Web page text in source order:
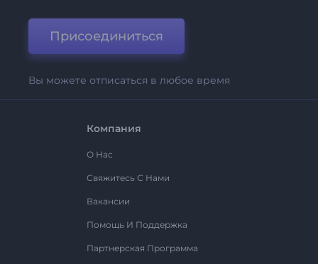
Присоединиться
Вы можете отписаться в любое время
Компания
О Нас
Свяжитесь С Нами
Вакансии
Помощь И Поддержка
Партнерская Программа